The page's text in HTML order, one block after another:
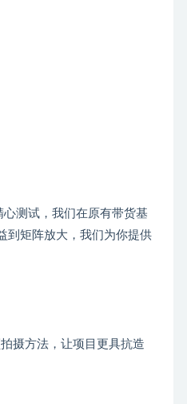
测试，我们在原有带货基
到矩阵放大，我们为你提供
摄方法，让项目更具抗造